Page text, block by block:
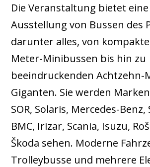
Die Veranstaltung bietet
Ausstellung von Bussen des
darunter alles, von
Meter-Minibussen bis hin zu
beeindruckenden Achtzehn-
Giganten. Sie werden
SOR, Solaris, Mercedes-Benz,
BMC, Irizar, Scania, Isuzu,
Škoda sehen. Moderne
Trolleybusse und mehrere